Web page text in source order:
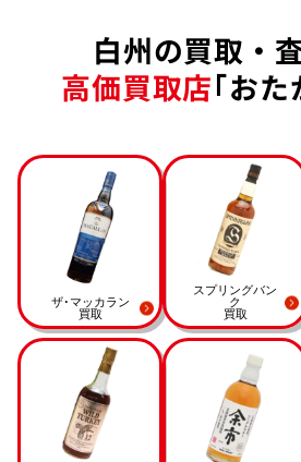
白州の買取・
高価買取店｢お
ザ･マッカラン
買取
スプリングバン
ク
買取